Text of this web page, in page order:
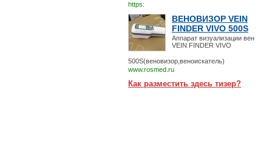
https:
ВЕНОВИЗОР VEIN
FINDER VIVO 500S
Аппарат визуализации вен
VEIN FINDER VIVO
500S(веновизор,веноискатель)
www.rosmed.ru
Как разместить здесь тизер?